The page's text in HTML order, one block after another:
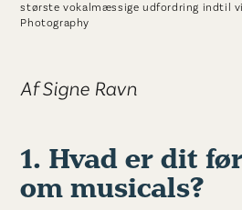
største vokalmæssige udfordring indtil
Photography
Af Signe Ravn
1. Hvad er dit
om musicals?